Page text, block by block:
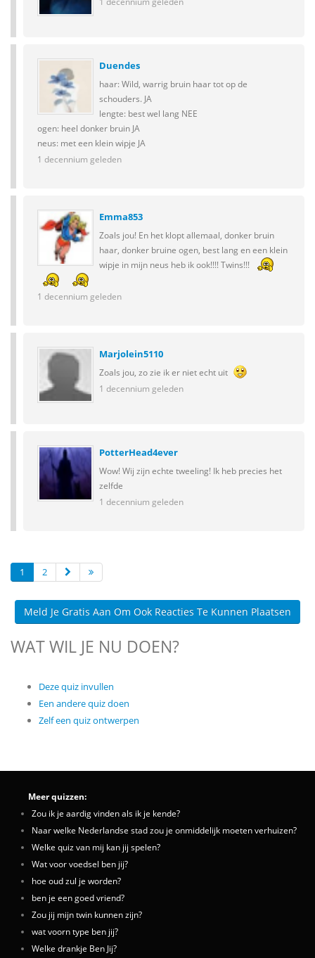
Duendes
haar: Wild, warrig bruin haar tot op de
schouders. JA
lengte: best wel lang NEE
ogen: heel donker bruin JA
neus: met een klein wipje JA
1 decennium geleden
Emma853
Zoals jou! En het klopt allemaal, donker bruin
haar, donker bruine ogen, best lang en een klein
wipje in mijn neus heb ik ook!!!! Twins!!!
1 decennium geleden
Marjolein5110
Zoals jou, zo zie ik er niet echt uit
1 decennium geleden
PotterHead4ever
Wow! Wij zijn echte tweeling! Ik heb precies het
zelfde
1 decennium geleden
1 2
Meld Je Gratis Aan Om Ook Reacties Te Kunnen Plaatsen
WAT WIL JE NU DOEN?
Deze quiz invullen
Een andere quiz doen
Zelf een quiz ontwerpen
Meer quizzen:
Zou ik je aardig vinden als ik je kende?
Naar welke Nederlandse stad zou je onmiddelijk moeten verhuizen?
Welke quiz van mij kan jij spelen?
Wat voor voedsel ben jij?
hoe oud zul je worden?
ben je een goed vriend?
Zou jij mijn twin kunnen zijn?
wat voorn type ben jij?
Welke drankje Ben Jij?